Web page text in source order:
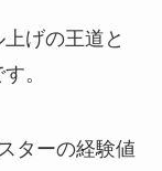
げの王道と
。
ターの経験値